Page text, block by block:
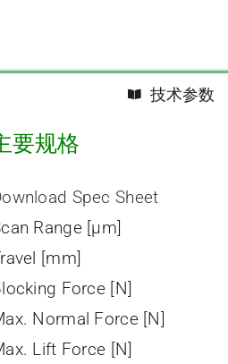
技术参数
要规格
Spec Sheet
Range [µm]
[mm]
Force [N]
Normal Force [N]
Lift Force [N]